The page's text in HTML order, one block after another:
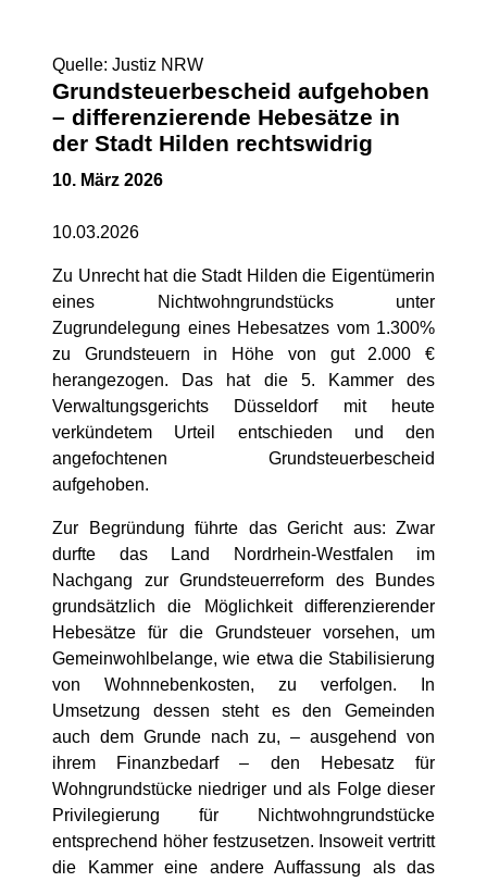
Quelle: Justiz NRW
Grundsteuerbescheid aufgehoben
– differenzierende Hebesätze in
der Stadt Hilden rechtswidrig
10. März 2026
10.03.2026
Zu Unrecht hat die Stadt Hilden die Eigentümerin
eines Nichtwohngrundstücks unter
Zugrundelegung eines Hebesatzes vom 1.300%
zu Grundsteuern in Höhe von gut 2.000 €
herangezogen. Das hat die 5. Kammer des
Verwaltungsgerichts Düsseldorf mit heute
verkündetem Urteil entschieden und den
angefochtenen Grundsteuerbescheid
aufgehoben.
Zur Begründung führte das Gericht aus: Zwar
durfte das Land Nordrhein-Westfalen im
Nachgang zur Grundsteuerreform des Bundes
grundsätzlich die Möglichkeit differenzierender
Hebesätze für die Grundsteuer vorsehen, um
Gemeinwohlbelange, wie etwa die Stabilisierung
von Wohnnebenkosten, zu verfolgen. In
Umsetzung dessen steht es den Gemeinden
auch dem Grunde nach zu, – ausgehend von
ihrem Finanzbedarf – den Hebesatz für
Wohngrundstücke niedriger und als Folge dieser
Privilegierung für Nichtwohngrundstücke
entsprechend höher festzusetzen. Insoweit vertritt
die Kammer eine andere Auffassung als das